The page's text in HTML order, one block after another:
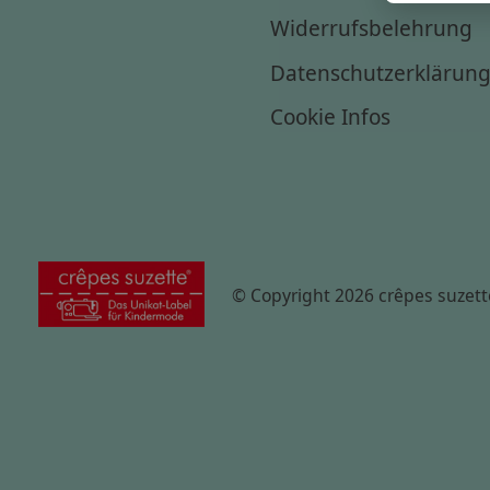
Widerrufsbelehrung
Datenschutzerklärung
Cookie Infos
© Copyright 2026 crêpes